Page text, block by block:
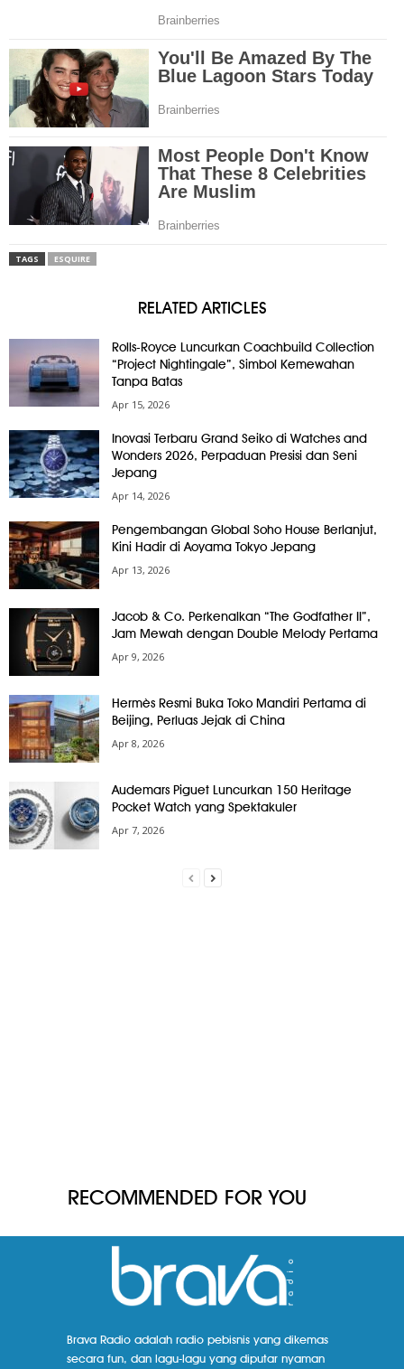
TAGS ESQUIRE
RELATED ARTICLES
Rolls-Royce Luncurkan Coachbuild Collection
“Project Nightingale”, Simbol Kemewahan
Tanpa Batas
Apr 15, 2026
Inovasi Terbaru Grand Seiko di Watches and
Wonders 2026, Perpaduan Presisi dan Seni
Jepang
Apr 14, 2026
Pengembangan Global Soho House Berlanjut,
Kini Hadir di Aoyama Tokyo Jepang
Apr 13, 2026
Jacob & Co. Perkenalkan “The Godfather II”,
Jam Mewah dengan Double Melody Pertama
Apr 9, 2026
Hermès Resmi Buka Toko Mandiri Pertama di
Beijing, Perluas Jejak di China
Apr 8, 2026
Audemars Piguet Luncurkan 150 Heritage
Pocket Watch yang Spektakuler
Apr 7, 2026
RECOMMENDED FOR YOU
Brava Radio adalah radio pebisnis yang dikemas
secara fun, dan lagu-lagu yang diputar nyaman